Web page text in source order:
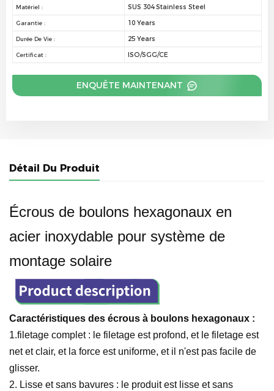
Matériel : SUS 304 Stainless Steel
Garantie : 10 Years
Durée De Vie : 25 Years
Certificat : ISO/SGG/CE
ENQUÊTE MAINTENANT
Détail Du Produit
Écrous de boulons hexagonaux en
acier inoxydable pour système de
montage solaire
Caractéristiques des écrous à boulons hexagonaux :
1.filetage complet : le filetage est profond, et le filetage est
net et clair, et la force est uniforme, et il n'est pas facile de
glisser.
2. Lisse et sans bavures : le produit est lisse et sans